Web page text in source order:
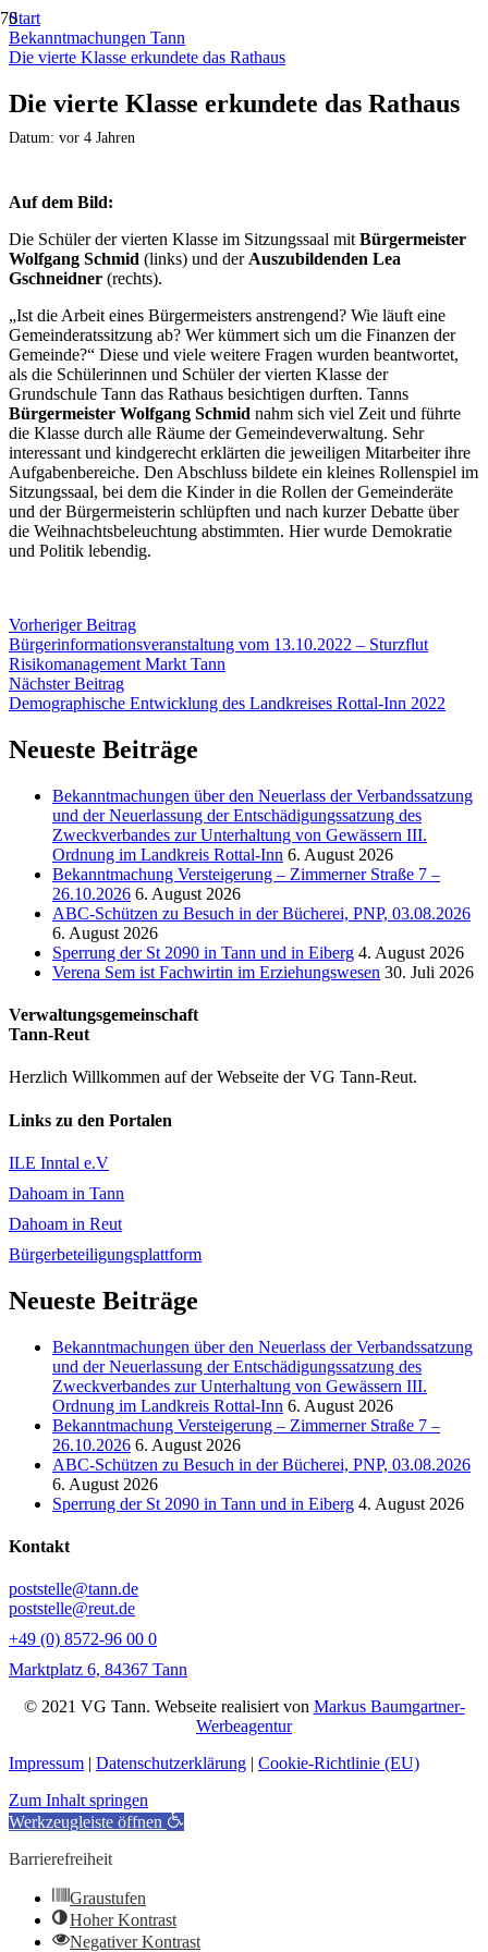
Start
Bekanntmachungen Tann
Die vierte Klasse erkundete das Rathaus
Die vierte Klasse erkundete das Rathaus
Datum: vor 4 Jahren
Auf dem Bild:
Die Schüler der vierten Klasse im Sitzungssaal mit Bürgermeister
Wolfgang Schmid (links) und der Auszubildenden Lea
Gschneidner (rechts).
„Ist die Arbeit eines Bürgermeisters anstrengend? Wie läuft eine
Gemeinderatssitzung ab? Wer kümmert sich um die Finanzen der
Gemeinde?“ Diese und viele weitere Fragen wurden beantwortet,
als die Schülerinnen und Schüler der vierten Klasse der
Grundschule Tann das Rathaus besichtigen durften. Tanns
Bürgermeister Wolfgang Schmid nahm sich viel Zeit und führte
die Klasse durch alle Räume der Gemeindeverwaltung. Sehr
interessant und kindgerecht erklärten die jeweiligen Mitarbeiter ihre
Aufgabenbereiche. Den Abschluss bildete ein kleines Rollenspiel im
Sitzungssaal, bei dem die Kinder in die Rollen der Gemeinderäte
und der Bürgermeisterin schlüpften und nach kurzer Debatte über
die Weihnachtsbeleuchtung abstimmten. Hier wurde Demokratie
und Politik lebendig.
Vorheriger Beitrag
Bürgerinformationsveranstaltung vom 13.10.2022 – Sturzflut
Risikomanagement Markt Tann
Nächster Beitrag
Demographische Entwicklung des Landkreises Rottal-Inn 2022
Neueste Beiträge
Bekanntmachungen über den Neuerlass der Verbandssatzung
und der Neuerlassung der Entschädigungssatzung des
Zweckverbandes zur Unterhaltung von Gewässern III.
Ordnung im Landkreis Rottal-Inn 6. August 2026
Bekanntmachung Versteigerung – Zimmerner Straße 7 –
26.10.2026 6. August 2026
ABC-Schützen zu Besuch in der Bücherei, PNP, 03.08.2026
6. August 2026
Sperrung der St 2090 in Tann und in Eiberg 4. August 2026
Verena Sem ist Fachwirtin im Erziehungswesen 30. Juli 2026
Verwaltungsgemeinschaft
Tann-Reut
Herzlich Willkommen auf der Webseite der VG Tann-Reut.
Links zu den Portalen
ILE Inntal e.V
Dahoam in Tann
Dahoam in Reut
Bürgerbeteiligungsplattform
Neueste Beiträge
Bekanntmachungen über den Neuerlass der Verbandssatzung
und der Neuerlassung der Entschädigungssatzung des
Zweckverbandes zur Unterhaltung von Gewässern III.
Ordnung im Landkreis Rottal-Inn 6. August 2026
Bekanntmachung Versteigerung – Zimmerner Straße 7 –
26.10.2026 6. August 2026
ABC-Schützen zu Besuch in der Bücherei, PNP, 03.08.2026
6. August 2026
Sperrung der St 2090 in Tann und in Eiberg 4. August 2026
Kontakt
poststelle@tann.de
poststelle@reut.de
+49 (0) 8572-96 00 0
Marktplatz 6, 84367 Tann
© 2021 VG Tann. Webseite realisiert von Markus Baumgartner-
Werbeagentur
Impressum | Datenschutzerklärung | Cookie-Richtlinie (EU)
Zum Inhalt springen
Werkzeugleiste öffnen
Barrierefreiheit
Graustufen
Hoher Kontrast
Negativer Kontrast